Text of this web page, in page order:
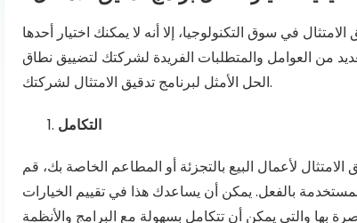
في سوق التكنولوجيا، إلا أنه لا يمكنك اختيار أحدها
من العوامل والمتطلبات الفريدة لشركتك لتضييق نطاق
الحل الأمثل لبرنامج تدقيق الامتثال لشركتك.
التكامل
لأعمال البيع بالتجزئة أو المطاعم الخاصة بك، قم
بالفعل. يمكن أن يساعدك هذا في تقييم الخيارات
بها والتي يمكن أن تتكامل بسهولة مع البرامج والأنظمة